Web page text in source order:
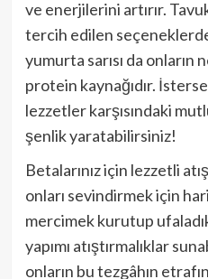
ve enerjilerini artırır. Tavuk
tercih edilen
yumurta sarısı da onların
protein kaynağıdır.
lezzetler karşısındaki
şenlik yaratabilirsiniz!
Betalarınız için lezzetli
onları sevindirmek için
mercimek kurutup
yapımı atıştırmalıklar
onların bu tezgâhın